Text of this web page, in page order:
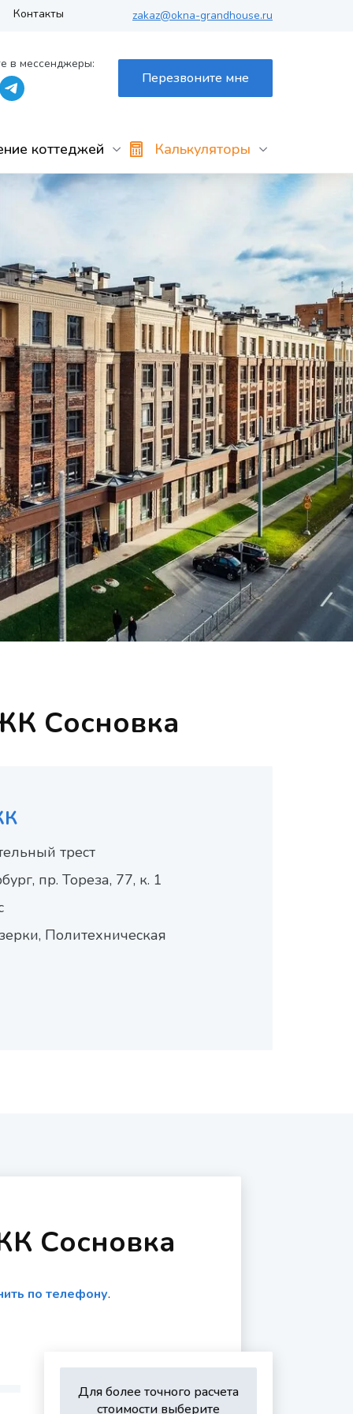
в мессенджеры:
Перезвоните мне
zakaz@okna-grandhouse.ru
коттеджей Калькуляторы
Контакты
Сосновка
трест
пр. Тореза, 77, к. 1
Политехническая
Сосновка
по телефону.
Для более точного расчета
стоимости выберите